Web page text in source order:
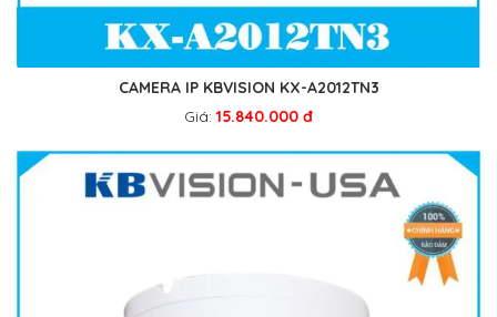
CAMERA IP KBVISION KX-A2012TN3
Giá: 15.840.000 đ